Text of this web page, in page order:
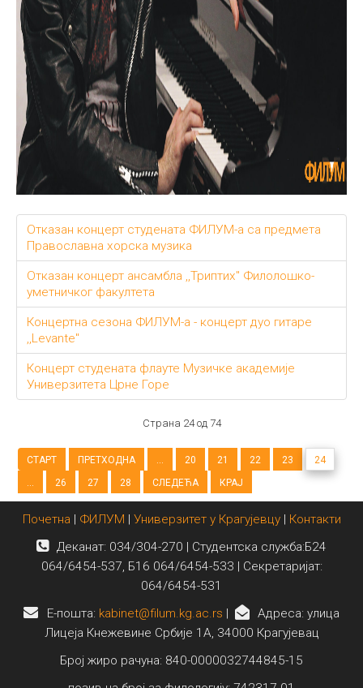
Отказан концерт студената ФИЛУМ-а са предмета
Православна хорска музика
Отказан концерт ансамбла ,,Триптих" Филолошко-
уметничког факултета
Концертна сезона ФИЛУМ-а - концерт дуо гитаре
,,Levante"
Концерт студената флауте Музичке академије
Универзитета Црне Горе
Страна 24 од 74
СТАРТ ПРЕТХОДНА ... 20 21 22 23
24
...
26 27 28 СЛЕДЕЋА КРАЈ
Почетна | ФИЛУМ | Универзитет у Крагујевцу| Контакти
Деканат: 034/304-270 | Студентска служба:Б24
064/6454-537, Б16 064/6454-533 | Секретаријат:
064/6454-531
E-пошта: kabinet@filum.kg.ac.rs |
Адреса: улица
Лицеја Кнежевине Србије 1А, 34000 Крагујевац
Број жиро рачуна: 840-0000032744845-15